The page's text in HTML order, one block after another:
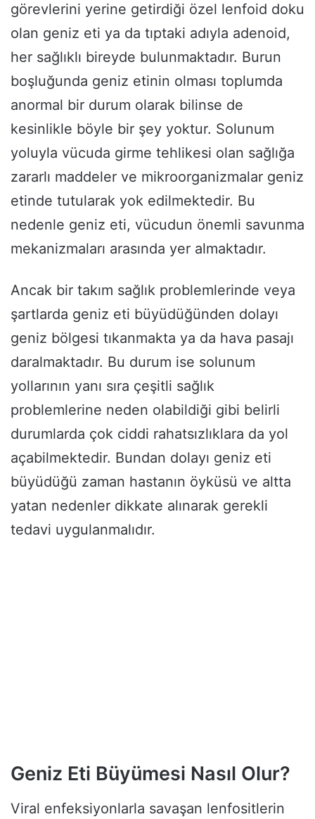
görevlerini yerine getirdiği özel lenfoid doku
olan geniz eti ya da tıptaki adıyla adenoid,
her sağlıklı bireyde bulunmaktadır. Burun
boşluğunda geniz etinin olması toplumda
anormal bir durum olarak bilinse de
kesinlikle böyle bir şey yoktur. Solunum
yoluyla vücuda girme tehlikesi olan sağlığa
zararlı maddeler ve mikroorganizmalar geniz
etinde tutularak yok edilmektedir. Bu
nedenle geniz eti, vücudun önemli savunma
mekanizmaları arasında yer almaktadır.
Ancak bir takım sağlık problemlerinde veya
şartlarda geniz eti büyüdüğünden dolayı
geniz bölgesi tıkanmakta ya da hava pasajı
daralmaktadır. Bu durum ise solunum
yollarının yanı sıra çeşitli sağlık
problemlerine neden olabildiği gibi belirli
durumlarda çok ciddi rahatsızlıklara da yol
açabilmektedir. Bundan dolayı geniz eti
büyüdüğü zaman hastanın öyküsü ve altta
yatan nedenler dikkate alınarak gerekli
tedavi uygulanmalıdır.
Geniz Eti Büyümesi Nasıl Olur?
Viral enfeksiyonlarla savaşan lenfositlerin